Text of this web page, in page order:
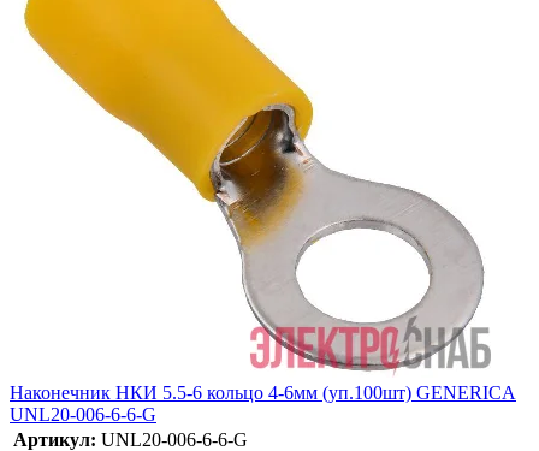
Наконечник НКИ 5.5-6 кольцо 4-6мм (уп.100шт) GENERICA
UNL20-006-6-6-G
Артикул: UNL20-006-6-6-G